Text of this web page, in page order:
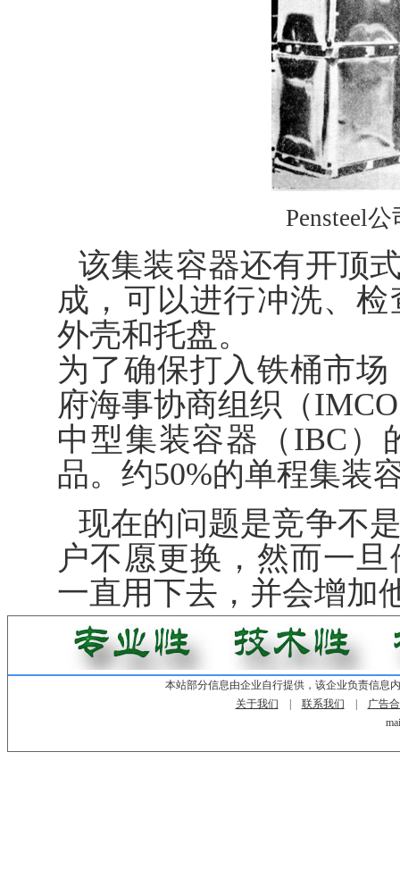
Pensteel
该集装容器还有开顶
成，可以进行冲洗、
外壳和托盘。
为了确保打入铁桶市
府海事协商组织（
中型集装容器（IBC）
品。约50%的单程集装
现在的问题是竞争不
户不愿更换，然而一
一直用下去，并会增加
本站部分信息由企业自行提供，该企业负责信息
关于我们
联系我们
广告